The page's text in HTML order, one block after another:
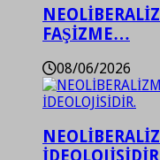
FAŞİZME…
08/06/2026